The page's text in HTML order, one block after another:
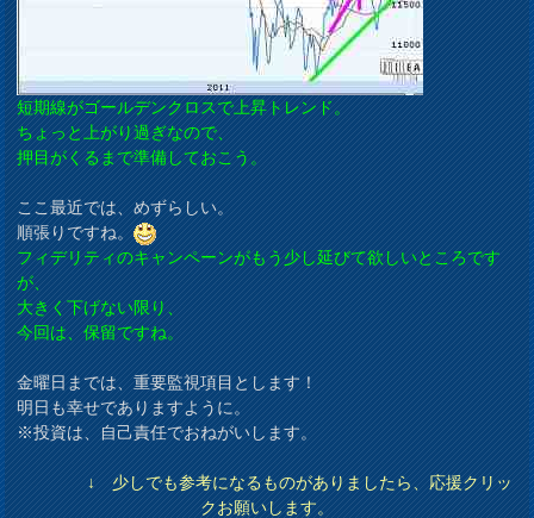
短期線がゴールデンクロスで上昇トレンド。
ちょっと上がり過ぎなので、
押目がくるまで準備しておこう。
ここ最近では、めずらしい。
順張りですね。
フィデリティのキャンペーンがもう少し延びて欲しいところです
が、
大きく下げない限り、
今回は、保留ですね。
金曜日までは、重要監視項目とします！
明日も幸せでありますように。
※投資は、自己責任でおねがいします。
↓ 少しでも参考になるものがありましたら、応援クリッ
クお願いします。